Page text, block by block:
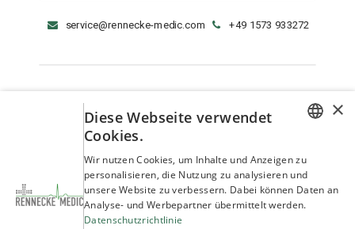
service@rennecke-medic.com +49 1573 933272
ENGLISH
×
Diese Webseite verwendet
Cookies.
Wir nutzen Cookies, um Inhalte und Anzeigen zu
personalisieren, die Nutzung zu analysieren und
unsere Website zu verbessern. Dabei können Daten an
Analyse- und Werbepartner übermittelt werden.
Datenschutzrichtlinie